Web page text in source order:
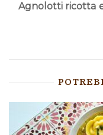
Agnolotti ricotta